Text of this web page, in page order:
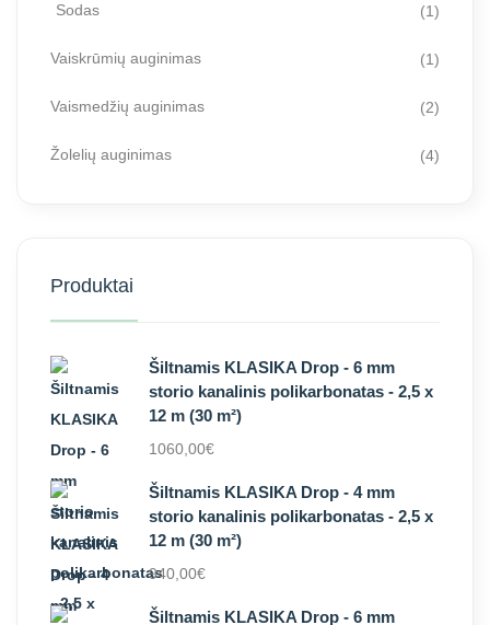
Sodas (1)
Vaiskrūmių auginimas (1)
Vaismedžių auginimas (2)
Žolelių auginimas (4)
Produktai
Šiltnamis KLASIKA Drop - 6 mm
storio kanalinis polikarbonatas - 2,5 x
12 m (30 m²)
1060,00€
Šiltnamis KLASIKA Drop - 4 mm
storio kanalinis polikarbonatas - 2,5 x
12 m (30 m²)
940,00€
Šiltnamis KLASIKA Drop - 6 mm